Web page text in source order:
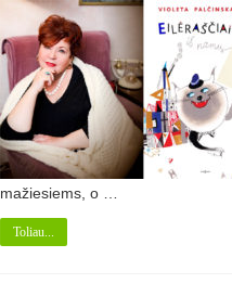
mažiesiems, o …
Toliau...